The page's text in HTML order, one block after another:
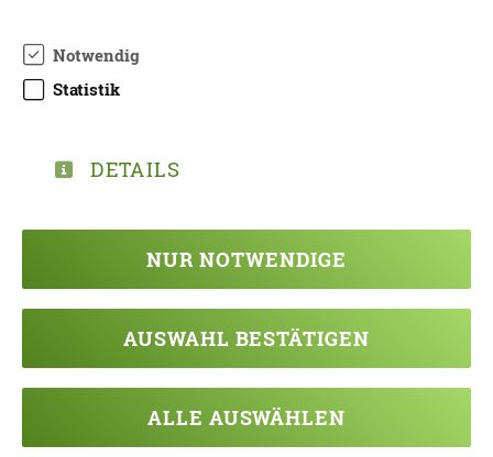
DOWNLOAD THEMENABEND-2022-1.-
HLABJAHR.PDF
TEILEN
ZURÜCK ZUR ÜBERSICHT
Veranstaltung verpasst?
Kein Problem - vielleicht klappt es ja
Notwendig
Statistik
DETAILS
NUR NOTWENDIGE
AUSWAHL BESTÄTIGEN
ALLE AUSWÄHLEN